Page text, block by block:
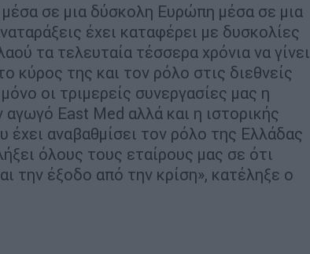
σε μια δύσκολη Ευρώπη μέσα σε μια
έχει καταφέρει με δυσκολίες
τα τελευταία τέσσερα χρόνια να γίνει
κύρος της και τον ρόλο στις διεθνείς
οι τριμερείς συνεργασίες μας η
East Med αλλά και η ιστορικής
αναβαθμίσει τον ρόλο της Ελλάδας
όλους τους εταίρους μας σε ότι
την έξοδο από την κρίση», κατέληξε ο